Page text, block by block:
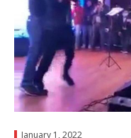
January 1, 2022